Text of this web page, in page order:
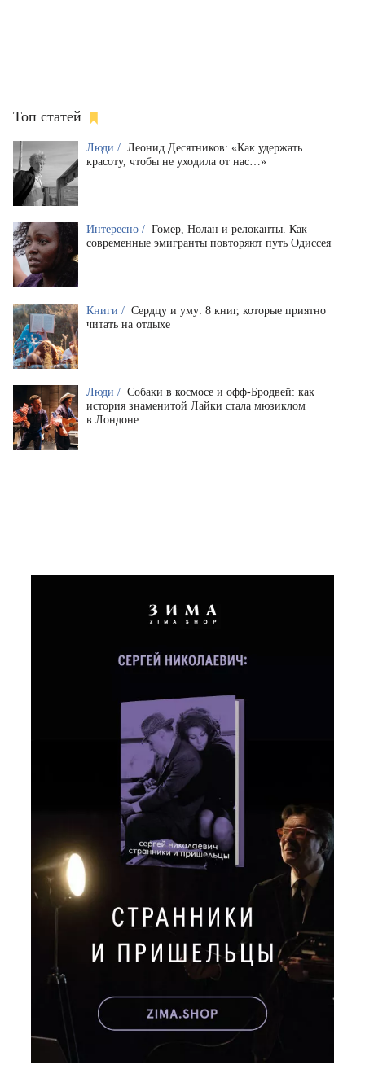
Топ статей
Люди / Леонид Десятников: «Как удержать
красоту, чтобы не уходила от нас…»
Интересно / Гомер, Нолан и релоканты. Как
современные эмигранты повторяют путь Одиссея
Книги / Сердцу и уму: 8 книг, которые приятно
читать на отдыхе
Люди / Собаки в космосе и офф-Бродвей: как
история знаменитой Лайки стала мюзиклом
в Лондоне